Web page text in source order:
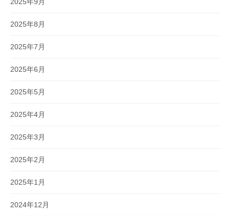
2025年9月
2025年8月
2025年7月
2025年6月
2025年5月
2025年4月
2025年3月
2025年2月
2025年1月
2024年12月